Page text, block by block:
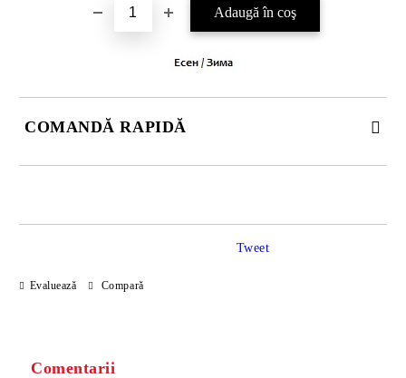
COMANDĂ RAPIDĂ
Evaluează Compară
Tweet
Comentarii